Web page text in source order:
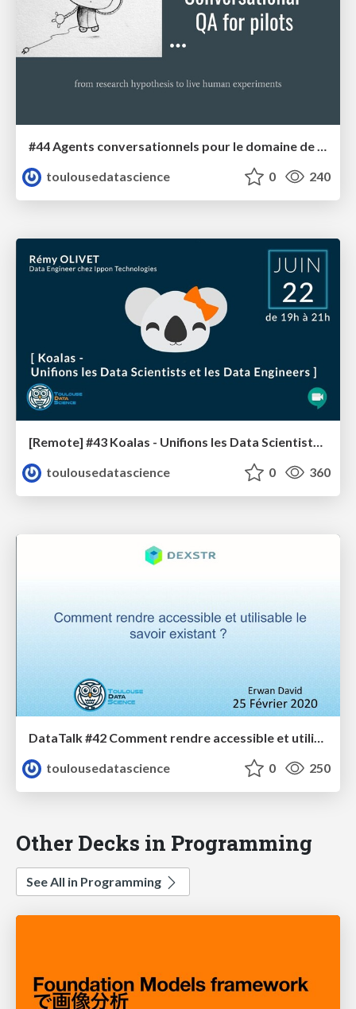
toulousedatascience
0 240
[Remote] #43 Koalas - Unifions les Data Scientists et les Data Engineers
toulousedatascience
0 360
DataTalk #42 Comment rendre accessible et utilisable le savoir existant
toulousedatascience
0 250
Other Decks in Programming
See All in Programming